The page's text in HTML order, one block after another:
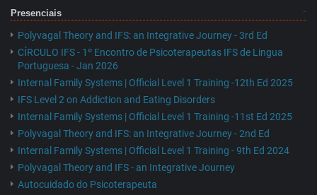
Presenciais
Polyvagal Theory and IFS: an Integrative Journey - 3rd Ed
CÍRCULO IFS - 1º Encontro de Psicoterapeutas IFS de Lingua
Portuguesa - Jan 2026
Internal Family Systems | Official Level 1 Training -12th Ed 2025
IFS Level 2 on Addiction and Eating Disorders
Internal Family Systems | Official Level 1 Training -11st Ed 2025
Polyvagal Theory and IFS: an Integrative Journey - 2nd Ed
Internal Family Systems | Official Level 1 Training - 9th Ed 2024
Polyvagal Theory and IFS - an Integrative Journey
Autocuidado do Psicoterapeuta